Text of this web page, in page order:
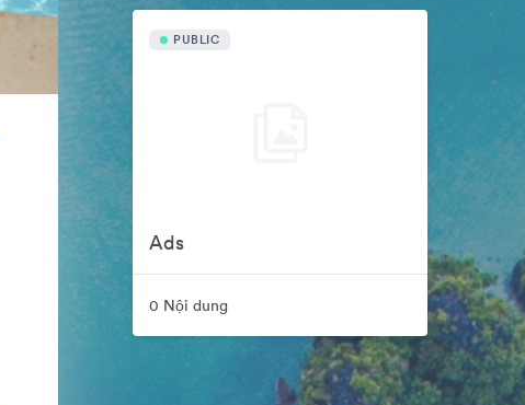
PUBLIC
Ads
0 Nội dung